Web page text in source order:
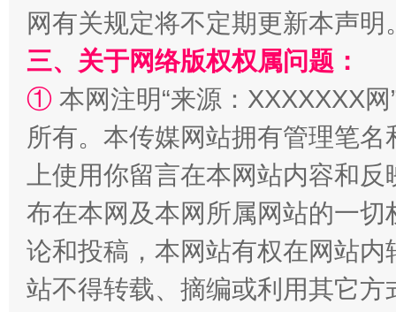
网有关规定将不定期更新本声明
三、关于网络版权权属问题：
① 本网注明“来源：XXXXXXX
所有。本传媒网站拥有管理笔
上使用你留言在本网站内容和
布在本网及本网所属网站的一
论和投稿，本网站有权在网站
站不得转载、摘编或利用其它